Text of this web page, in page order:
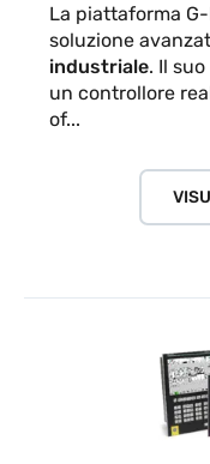
La piattaforma
soluzione
industriale. Il
un controllore
of...